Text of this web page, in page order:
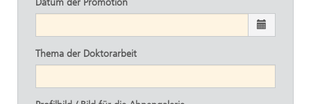
Datum der Promotion
Thema der Doktorarbeit